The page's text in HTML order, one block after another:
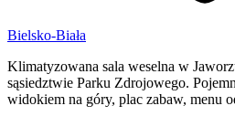
Bielsko-Biała
Klimatyzowana sala weselna w
sąsiedztwie Parku Zdrojowego.
widokiem na góry, plac zabaw, menu